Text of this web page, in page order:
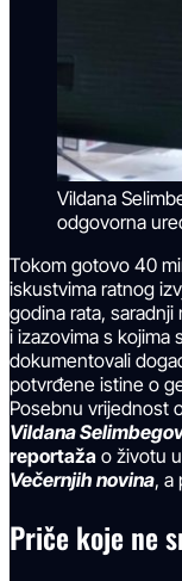
Vildana
odgovorna
Tokom gotovo 40
iskustvima ratnog
godina rata,
i izazovima s kojima
dokumentovali
potvrđene istine o
Posebnu vrijednost
Vildana
reportaža o životu
Večernjih novina, a
Priče koje ne